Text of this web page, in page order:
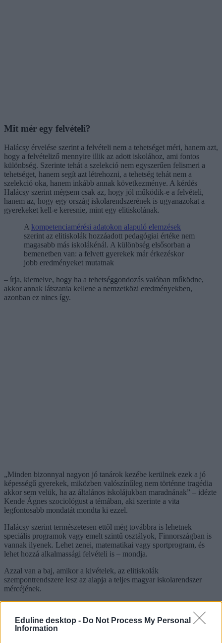
Eduline desktop - Do Not Process My Personal
Information
Mit mér egy felvételi?
Halácsy érvelése szerint a felvételi nem a tehetséget méri, hanem azt,
hogy a felvételiző mennyire illik az adott iskolához, ami fontos
különbség. Szerinte tehát a szelekció nem egyszerűen felismeri a
tehetséget, hanem segít azt létrehozni, a tehetség tehát nem a
szelekció oka, hanem inkább annak következménye. A kérdés
Halácsy szerint mégsem csak az, hogy jól működik-e a felvételi,
hanem az, hogy egy ország iskolarendszerének is ugyanazokat a
gyerekeket kell-e keresnie, mint egy elitiskolának.
A kompetenciamérési adatokon alapuló elemzések
szerint az elitiskolák hozzáadott pedagógiai értéke nem
magasabb más iskolákénál. A különbség elsősorban a
bemenetben van: a felvett gyerekek már érkezéskor
jobb eredményeket mutatnak
– írja, kiemelve, hogy ha a tehetséggondozás valóban működne,
akkor annak látszania kellene a nemzetközi eredményekben,
azonban ez nincs így.
„Minden bizonnyal nagyon jó tanárok kezébe kerülnek ezek a jó
képességű gyerekek, miközben valószínűleg nem történne tragédia
akkor sem velük, ha az általános iskolájukban maradnának” – idézte
Kende Ágnes szociológust a témában, aki szerinte a vita
legfontosabb mondatát mondta ki ezzel.
Halácsy szerint természetesen ettől még továbbra is lehetnek
speciális programok vagy emelt szintű osztályok, Finnországban is
vannak ilyenek. Lehet zenei, matematikai vagy sportprogram, és
lehet hozzá alkalmassági felvételi is – mondja.
Azzal van a baj, amikor a kivételek, az elitiskolák
szempontrendszere lesz az alapja a teljes magyar iskolarendszer
mércéjének.
Halácsy szerint sokkal erősebb felső tagozatokra van szükség,